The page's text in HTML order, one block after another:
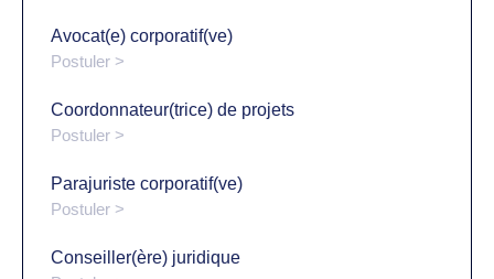
Avocat(e) corporatif(ve)
Postuler >
Coordonnateur(trice) de projets
Postuler >
Parajuriste corporatif(ve)
Postuler >
Conseiller(ère) juridique